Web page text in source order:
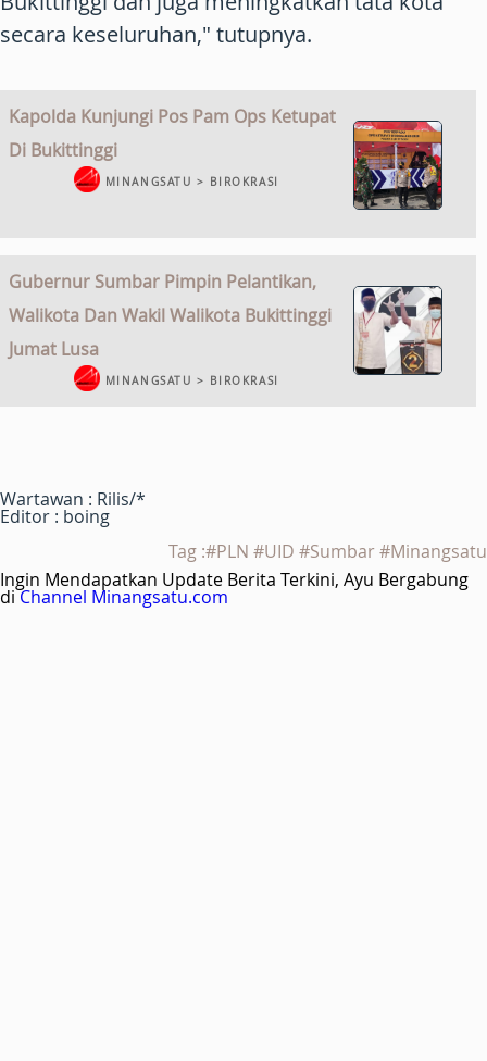
secara keseluruhan," tutupnya.
Kapolda Kunjungi Pos Pam Ops Ketupat
Di Bukittinggi
MINANGSATU > BIROKRASI
Gubernur Sumbar Pimpin Pelantikan,
Walikota Dan Wakil Walikota Bukittinggi
Jumat Lusa
MINANGSATU > BIROKRASI
Wartawan : Rilis/*
Editor : boing
Tag :#PLN #UID #Sumbar #Minangsatu
Ingin Mendapatkan Update Berita Terkini, Ayu Bergabung
diChannel Minangsatu.com